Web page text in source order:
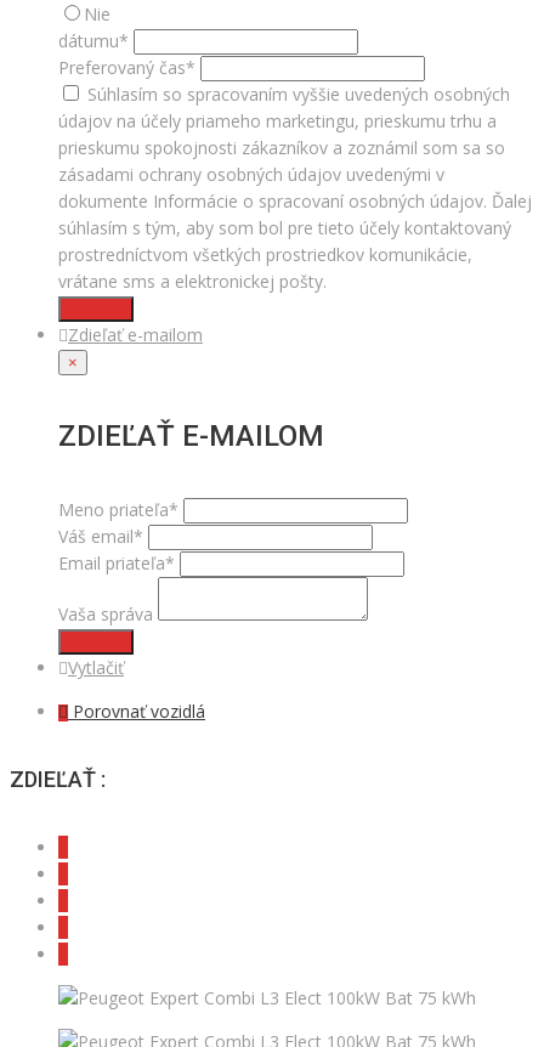
Nie
dátumu*
Preferovaný čas*
Súhlasím so spracovaním vyššie uvedených osobných
údajov na účely priameho marketingu, prieskumu trhu a
prieskumu spokojnosti zákazníkov a zoznámil som sa so
zásadami ochrany osobných údajov uvedenými v
dokumente Informácie o spracovaní osobných údajov. Ďalej
súhlasím s tým, aby som bol pre tieto účely kontaktovaný
prostredníctvom všetkých prostriedkov komunikácie,
vrátane sms a elektronickej pošty.
Zdieľať e-mailom
×
ZDIEĽAŤ E-MAILOM
Meno priateľa*
Váš email*
Email priateľa*
Vaša správa
Vytlačiť
Porovnať vozidlá
ZDIEĽAŤ :